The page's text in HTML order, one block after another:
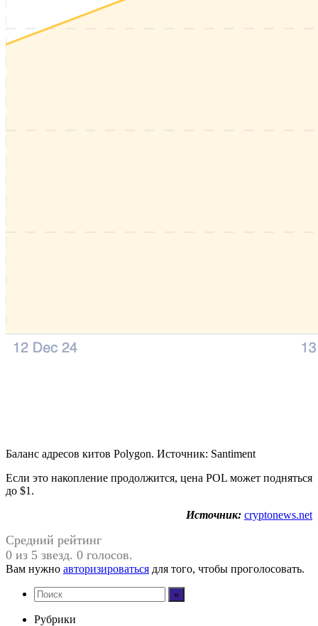
Баланс адресов китов Polygon. Источник: Santiment
Если это накопление продолжится, цена POL может подняться
до $1.
Источник: cryptonews.net
Средний рейтинг
0 из 5 звезд. 0 голосов.
Вам нужно авторизироваться для того, чтобы проголосовать.
Рубрики